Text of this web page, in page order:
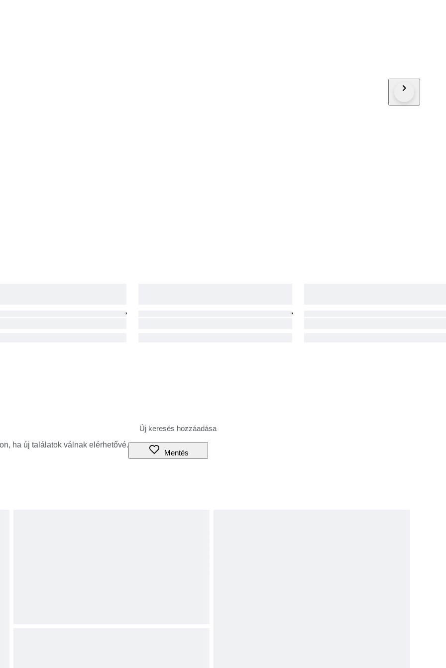
ha új találatok válnak elérhetővé.
Mentés